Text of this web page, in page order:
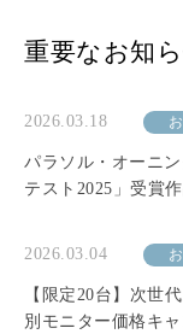
重要なお知
2026.03.18
パラソル・オーニ
テスト2025」受賞作
2026.03.04
【限定20台】次世
別モニター価格キ